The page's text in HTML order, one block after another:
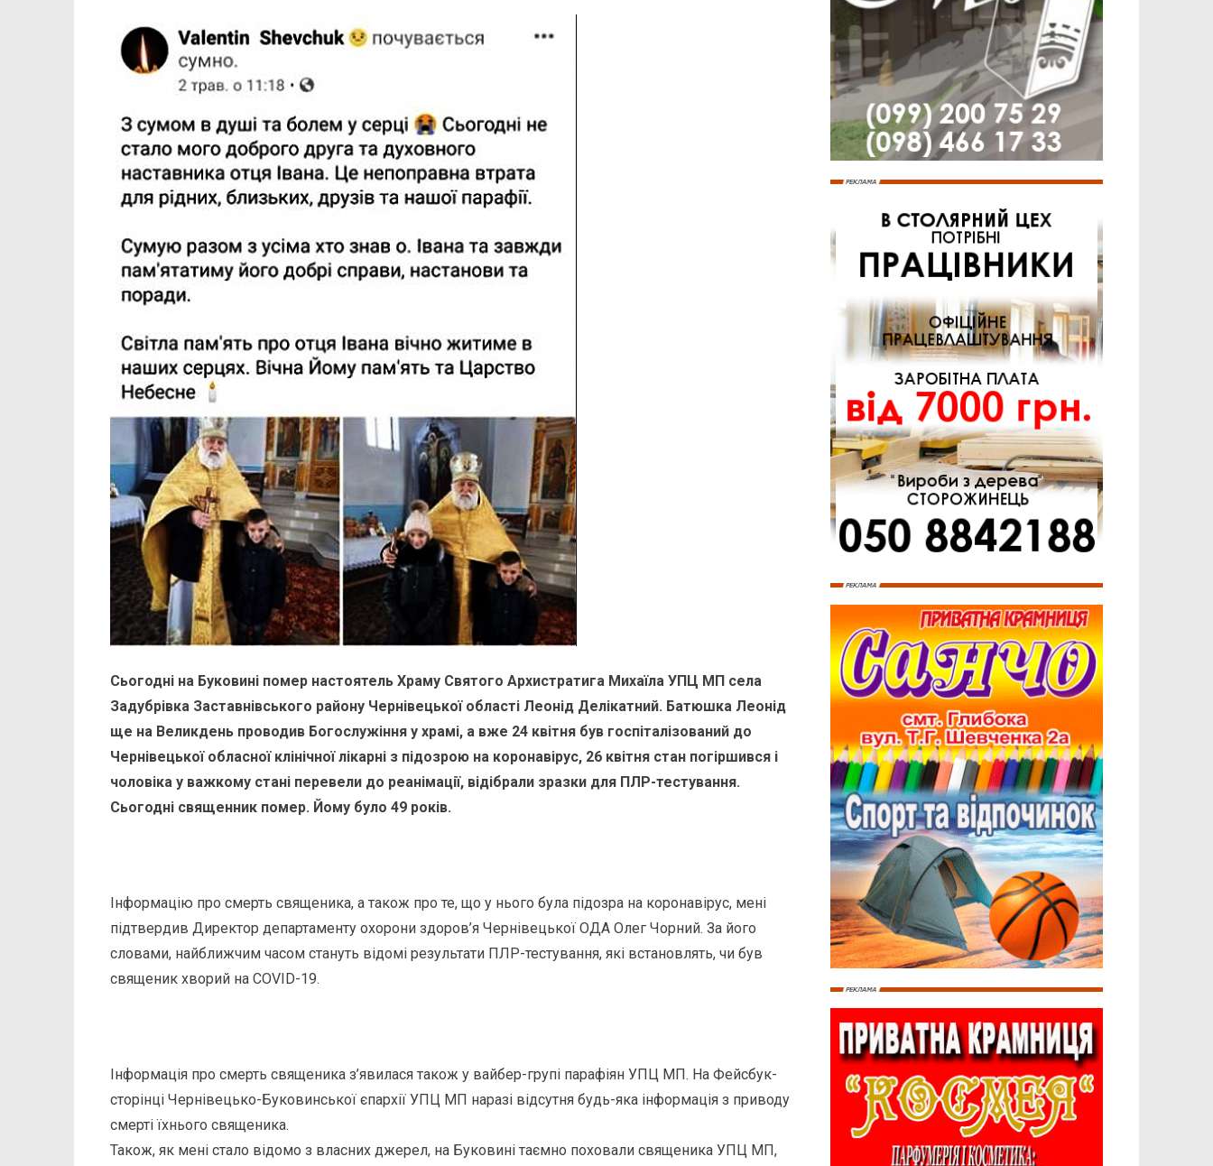
Сьогодні на Буковині помер настоятель Храму Святого Архистратига Михаїла УПЦ МП села
Задубрівка Заставнівського району Чернівецької області Леонід Делікатний. Батюшка Леонід
ще на Великдень проводив Богослужіння у храмі, а вже 24 квітня був госпіталізований до
Чернівецької обласної клінічної лікарні з підозрою на коронавірус, 26 квітня стан погіршився і
чоловіка у важкому стані перевели до реанімації, відібрали зразки для ПЛР-тестування.
Сьогодні священник помер. Йому було 49 років.
Інформацію про смерть священика, а також про те, що у нього була підозра на коронавірус, мені
підтвердив Директор департаменту охорони здоров’я Чернівецької ОДА Олег Чорний. За його
словами, найближчим часом стануть відомі результати ПЛР-тестування, які встановлять, чи був
священик хворий на COVID-19.
Інформація про смерть священика з’явилася також у вайбер-групі парафіян УПЦ МП. На Фейсбук-
сторінці Чернівецько-Буковинської єпархії УПЦ МП наразі відсутня будь-яка інформація з приводу
смерті їхнього священика.
Також, як мені стало відомо з власних джерел, на Буковині таємно поховали священика УПЦ МП,